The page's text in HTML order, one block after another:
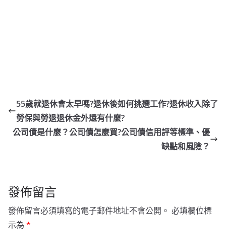
55歲就退休會太早嗎?退休後如何挑選工作?退休收入除了
勞保與勞退退休金外還有什麼?
公司債是什麼？公司債怎麼買?公司債信用評等標準、優
缺點和風險？
發佈留言
發佈留言必須填寫的電子郵件地址不會公開。 必填欄位標
示為 *